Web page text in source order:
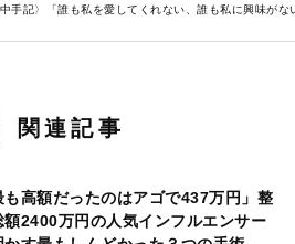
中手記〉「誰も私を愛してくれない、誰も私に興味が
関連記事
も高額だったのはアゴで437万円」整
額2400万円の人気インフルエンサー